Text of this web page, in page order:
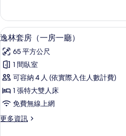
有
相
片
大
床
房
詳
情
顯
示
逸
林
套
房
（一
房
逸
10
逸林套房（一房一廳）
65 平方公尺
1 間臥室
可容納 4 人 (依實際入住人數計費)
1 張特大雙人床
免費無線上網
更多資訊
更